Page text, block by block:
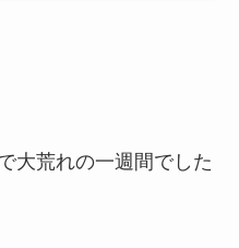
大荒れの一週間でした